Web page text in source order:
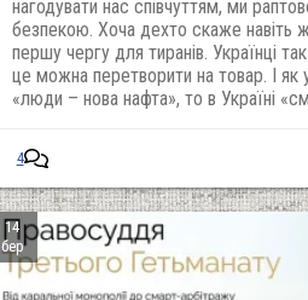
нагодувати нас співчуттям, ми
безпекою. Хоча дехто скаже навіть
першу чергу для тиранів. Українці
це можна перетворити на товар. І як
«люди – нова нафта», то в Україні
4
14
бер